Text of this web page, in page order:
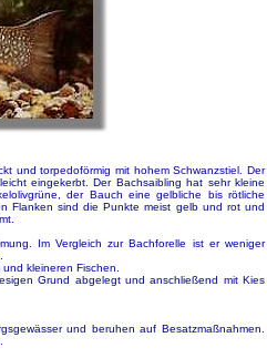
und torpedoförmig mit hohem Schwanzstiel. Der
eingekerbt. Der Bachsaibling hat sehr kleine
der Bauch eine gelbliche bis rötliche
Flanken sind die Punkte meist gelb und rot und
Im Vergleich zur Bachforelle ist er weniger
kleineren Fischen.
Grund abgelegt und anschließend mit Kies
und beruhen auf Besatzmaßnahmen.